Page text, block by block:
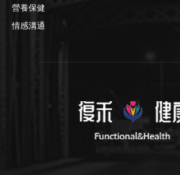
營養保健
情感溝通